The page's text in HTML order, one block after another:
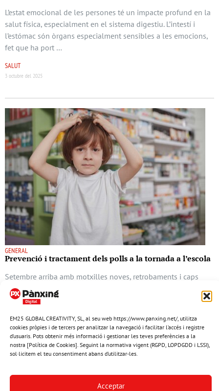
EM25 GLOBAL CREATIVITY, SL, al seu web https://www.panxing.net/, utilitza
cookies pròpies i de tercers per analitzar la navegació i facilitar l’accés i registre
d’usuaris. Pots obtenir més informació i gestionar les teves preferències a la
nostra [Política de Cookies]. Seguint la normativa vigent (RGPD, LOPDGDD i LSSI),
sol·licitem el teu consentiment abans d’utilitzar-les.
Acceptar
L’estat emocional de les persones té un impacte profund en la
salut física, especialment en el sistema digestiu. L’intestí i
l’estómac són òrgans especialment sensibles a les emocions,
fet que ha port …
SALUT
3 octubre del 2025
GENERAL
Prevenció i tractament dels polls a la tornada a l’escola
Setembre arriba amb motxilles noves, retrobaments i caps
junts al pati. I amb ells, els polls. No són un signe de manca
d’higiene, però sí un problema que cal abordar amb rapidesa i
SALUT
30 agost del 2025